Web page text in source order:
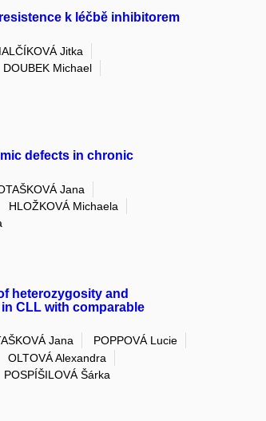
k léčbě inhibitorem
Jitka
DOUBEK Michael
defects in chronic
Jana
HLOŽKOVÁ Michaela
heterozygosity and
CLL with comparable
Jana
POPPOVÁ Lucie
OLTOVÁ Alexandra
POSPÍŠILOVÁ Šárka